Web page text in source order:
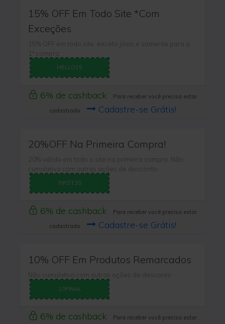
15% OFF Em Todo Site *Com
Exceções
15% OFF em todo site, exceto jóias e somente para a
1ª compra.
HELLO15
6% de cashback
Para receber você precisa estar
cadastrado
Cadastre-se Grátis!
20%OFF Na Primeira Compra!
20% válido em todo o site na primeira compra. Não
cumulativo com outras ações de desconto
FIRST20
6% de cashback
Para receber você precisa estar
cadastrado
Cadastre-se Grátis!
10% OFF Em Produtos Remarcados
Não cumulativo com outras ações de desconto
10FINAL
6% de cashback
Para receber você precisa estar